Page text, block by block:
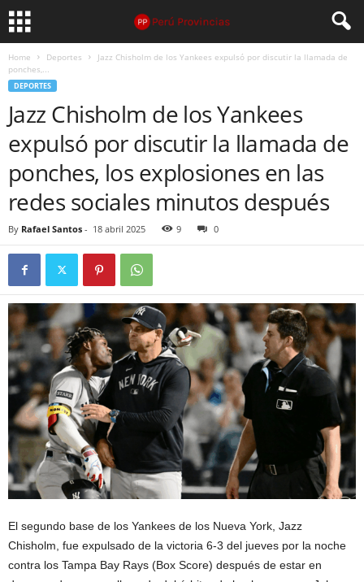
Home Deportes
Jazz Chisholm de los Yankees expulsó por discutir la llamada de
ponches,...
DEPORTES
Jazz Chisholm de los Yankees
expulsó por discutir la llamada de
ponches, los explosiones en las
redes sociales minutos después
By Rafael Santos - 18 abril 2025 9 0
El segundo base de los Yankees de los Nueva York, Jazz
Chisholm, fue expulsado de la victoria 6-3 del jueves por la noche
contra los Tampa Bay Rays (Box Score) después de estar en